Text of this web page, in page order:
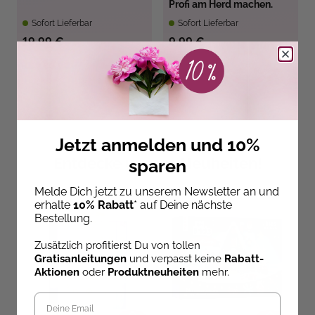
Sofort Lieferbar
19,99 €
Profi am Herd machen.
Sofort Lieferbar
9,99 €
Entdecke unsere Neuheiten!
Jetzt anmelden und 10%
sparen
Melde Dich jetzt zu unserem Newsletter an und
erhalte 10% Rabatt* auf Deine nächste
Bestellung.
Zusätzlich profitierst Du von tollen
Gratisanleitungen und verpasst keine Rabatt-
Aktionen oder Produktneuheiten mehr.